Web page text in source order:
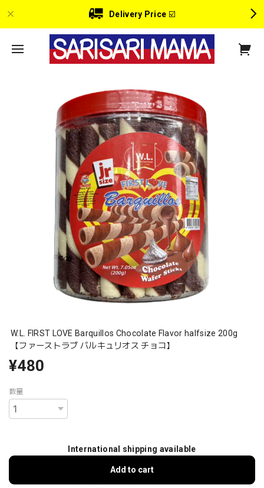
Delivery Price ☑️
W.L. FIRST LOVE Barquillos Chocolate Flavor halfsize 200g
【ファーストラブ バルキュリオス チョコ】
¥480
数量
International shipping available
Add to cart